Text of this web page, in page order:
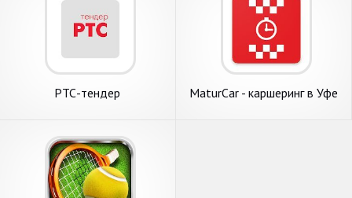
РТС-тендер MaturCar - каршеринг в Уфе